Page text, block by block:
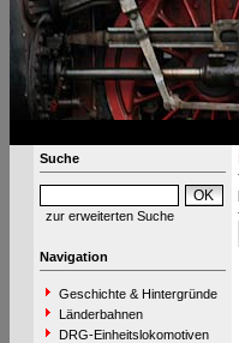
Suche
zur erweiterten Suche
Navigation
Geschichte & Hintergründe
Länderbahnen
DRG-Einheitslokomotiven